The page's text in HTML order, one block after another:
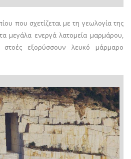
που σχετίζεται με τη γεωλογία της
μεγάλα ενεργά λατομεία μαρμάρου,
εξορύσσουν λευκό μάρμαρο